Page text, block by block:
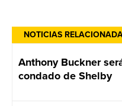
NOTICIAS
Anthony Buckner
condado de Shelby